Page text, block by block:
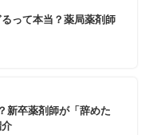
って本当？薬局薬剤師
新卒薬剤師が「辞めた